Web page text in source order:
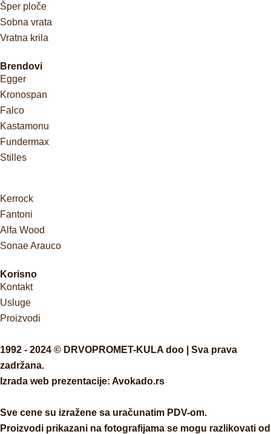
Šper ploče
Sobna vrata
Vratna krila
Brendovi
Egger
Kronospan
Falco
Kastamonu
Fundermax
Stilles
Kerrock
Fantoni
Alfa Wood
Sonae Arauco
Korisno
Kontakt
Usluge
Proizvodi
1992 - 2024 © DRVOPROMET-KULA doo | Sva prava
zadržana.
Izrada web prezentacije: Avokado.rs
Sve cene su izražene sa uračunatim PDV-om.
Proizvodi prikazani na fotografijama se mogu razlikovati od